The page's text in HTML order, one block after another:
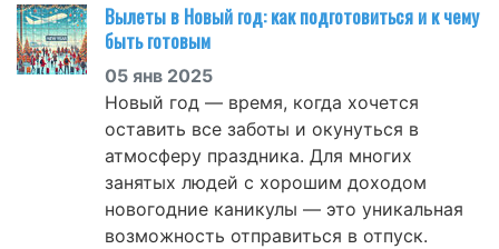
Вылеты в Новый год: как подготовиться и к чему
быть готовым
05 янв 2025
Новый год — время, когда хочется
оставить все заботы и окунуться в
атмосферу праздника. Для многих
занятых людей с хорошим доходом
новогодние каникулы — это уникальная
возможность отправиться в отпуск.